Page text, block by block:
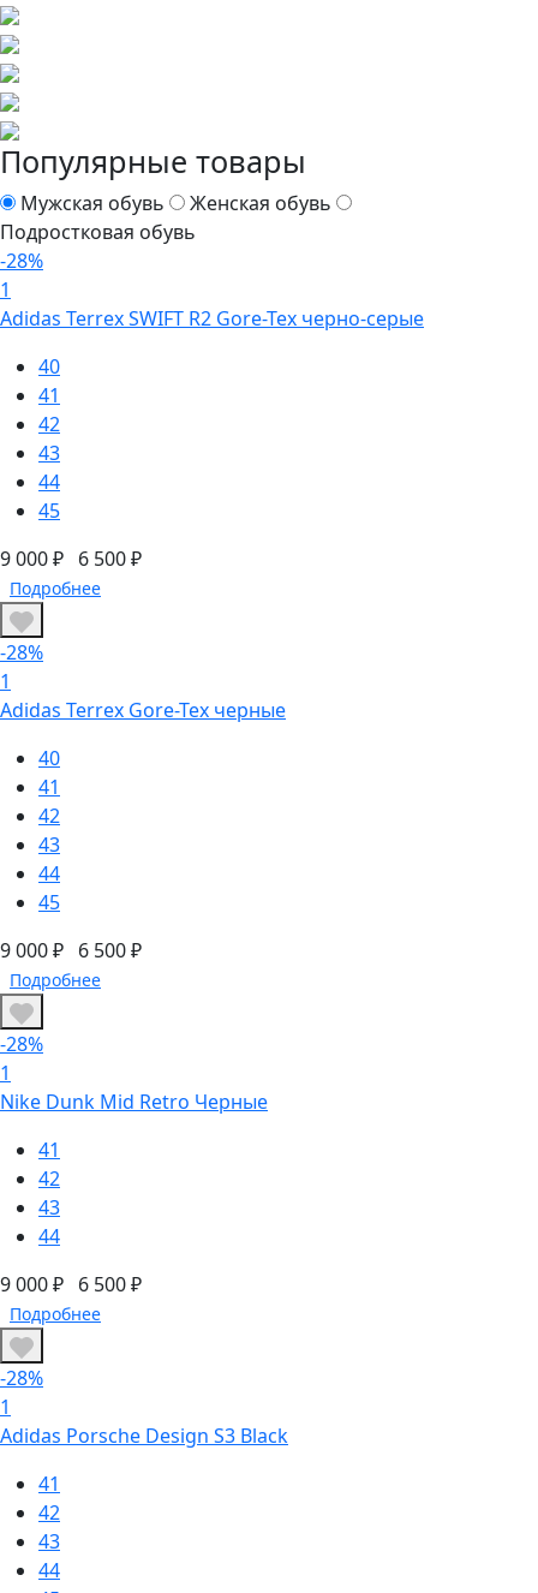
Популярные товары
Мужская обувь
Женская обувь
Подростковая обувь
-28%
1
Adidas Terrex SWIFT R2 Gore-Tex черно-серые
40
41
42
43
44
45
9 000 ₽ 6 500 ₽
Подробнее
-28%
1
Adidas Terrex Gore-Tex черные
40
41
42
43
44
45
9 000 ₽ 6 500 ₽
Подробнее
-28%
1
Nike Dunk Mid Retro Черные
41
42
43
44
9 000 ₽ 6 500 ₽
Подробнее
-28%
1
Adidas Porsche Design S3 Black
41
42
43
44